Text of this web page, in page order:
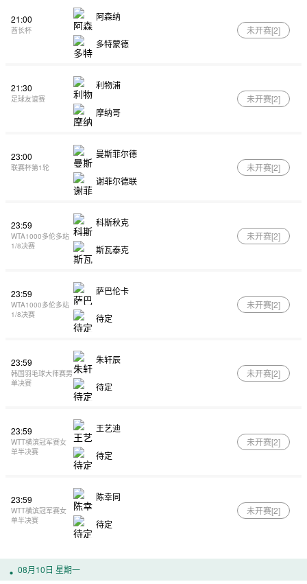
21:00
酋长杯
阿森纳
多特蒙德
未开赛[2]
21:30
足球友谊赛
利物浦
摩纳哥
未开赛[2]
23:00
联赛杯第1轮
曼斯菲尔德
谢菲尔德联
未开赛[2]
23:59
WTA1000多伦多站
1/8决赛
科斯秋克
斯瓦泰克
未开赛[2]
23:59
WTA1000多伦多站
1/8决赛
萨巴伦卡
待定
未开赛[2]
23:59
韩国羽毛球大师赛男
单决赛
朱轩辰
待定
未开赛[2]
23:59
WTT横滨冠军赛女
单半决赛
王艺迪
待定
未开赛[2]
23:59
WTT横滨冠军赛女
单半决赛
陈幸同
待定
未开赛[2]
08月10日 星期一